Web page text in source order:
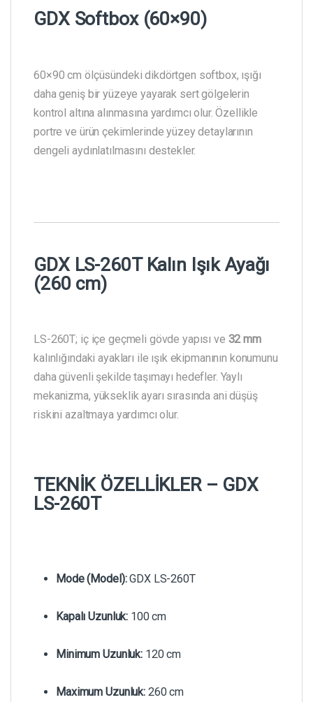
GDX Softbox (60×90)
60×90 cm ölçüsündeki dikdörtgen softbox, ışığı
daha geniş bir yüzeye yayarak sert gölgelerin
kontrol altına alınmasına yardımcı olur. Özellikle
portre ve ürün çekimlerinde yüzey detaylarının
dengeli aydınlatılmasını destekler.
GDX LS-260T Kalın Işık Ayağı
(260 cm)
LS-260T; iç içe geçmeli gövde yapısı ve 32 mm
kalınlığındaki ayakları ile ışık ekipmanının konumunu
daha güvenli şekilde taşımayı hedefler. Yaylı
mekanizma, yükseklik ayarı sırasında ani düşüş
riskini azaltmaya yardımcı olur.
TEKNİK ÖZELLİKLER – GDX
LS-260T
Mode (Model):GDX LS-260T
Kapalı Uzunluk: 100 cm
Minimum Uzunluk:120 cm
Maximum Uzunluk:260 cm